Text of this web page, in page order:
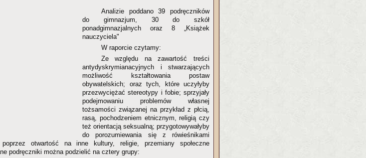
Analizie poddano 39 podręczników
do gimnazjum, 30 do szkół
ponadgimnazjalnych oraz 8 „Książek
nauczyciela"
W raporcie czytamy:
Ze względu na zawartość treści
antydyskrymianacyjnych i stwarzających
możliwość kształtowania postaw
obywatelskich; oraz tych, które uczyłyby
przezwyciężać stereotypy i fobie; sprzyjały
podejmowaniu problemów własnej
tożsamości związanej na przykład z płcią,
rasą, pochodzeniem etnicznym, religią czy
też orientacją seksualną; przygotowywałyby
do porozumiewania się z rówieśnikami
poprzez otwartość na inne kultury, religie, przemiany społeczne
podręczniki można podzielić na cztery grupy: